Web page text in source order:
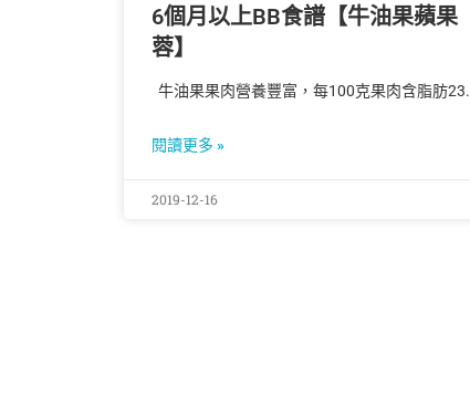
6個月以上BB食譜【牛油果蘋果
蓉】
牛油果果肉營養豐富，每100克果肉含脂肪23.
閱讀更多 »
2019-12-16